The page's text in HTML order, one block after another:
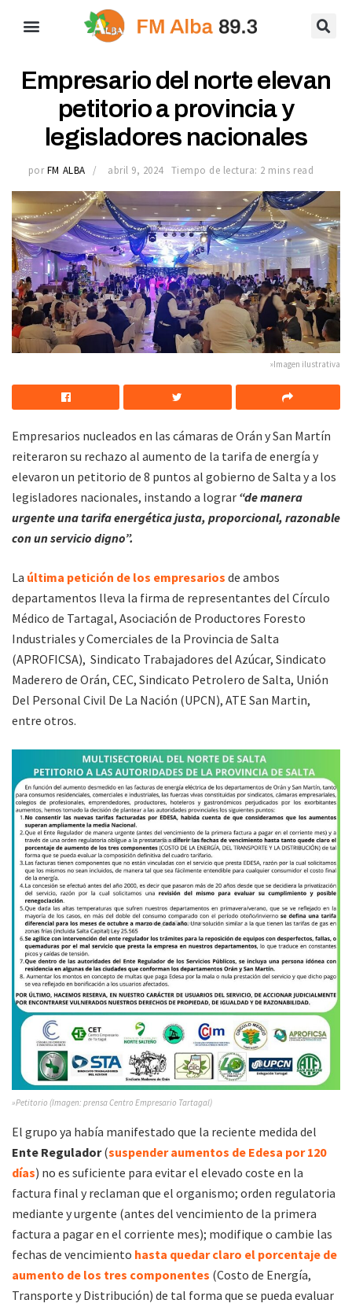
Empresario del norte elevan
petitorio a provincia y
legisladores nacionales
por FM ALBA abril 9, 2024 Tiempo de lectura: 2 mins read
»Imagen ilustrativa
Empresarios nucleados en las cámaras de Orán y San Martín
reiteraron su rechazo al aumento de la tarifa de energía y
elevaron un petitorio de 8 puntos al gobierno de Salta y a los
legisladores nacionales, instando a lograr “de manera
urgente una tarifa energética justa, proporcional, razonable
con un servicio digno”.
La última petición de los empresarios de ambos
departamentos lleva la firma de representantes del Círculo
Médico de Tartagal, Asociación de Productores Foresto
Industriales y Comerciales de la Provincia de Salta
(APROFICSA), Sindicato Trabajadores del Azúcar, Sindicato
Maderero de Orán, CEC, Sindicato Petrolero de Salta, Unión
Del Personal Civil De La Nación (UPCN), ATE San Martin,
entre otros.
»Petitorio (Imagen: prensa Centro Empresario Tartagal)
El grupo ya había manifestado que la reciente medida del
Ente Regulador(suspender aumentos de Edesa por 120
días) no es suficiente para evitar el elevado coste en la
factura final y reclaman que el organismo; orden regulatoria
mediante y urgente (antes del vencimiento de la primera
factura a pagar en el corriente mes); modifique o cambie las
fechas de vencimiento hasta quedar claro el porcentaje de
aumento de los tres componentes (Costo de Energía,
Transporte y Distribución) de tal forma que se pueda evaluar